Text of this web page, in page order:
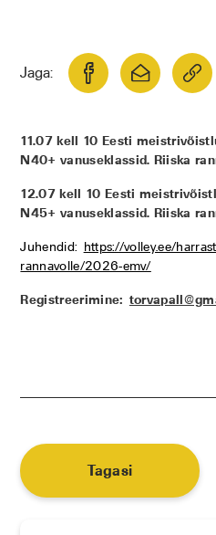
Jaga:
11.07 kell 10 Eesti
N40+ vanuseklassid. Riiska
12.07 kell 10 Eesti
N45+ vanuseklassid. Riiska
Juhendid: https://volley.ee/
rannavolle/2026-emv/
Registreerimine:
Tagasi